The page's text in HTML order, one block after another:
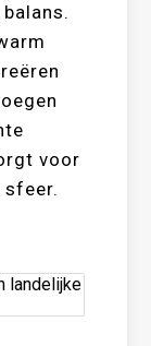
voor
sfeer.